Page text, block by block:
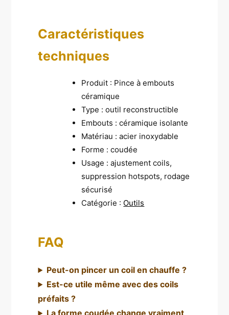
Caractéristiques
techniques
Produit : Pince à embouts
céramique
Type : outil reconstructible
Embouts : céramique isolante
Matériau : acier inoxydable
Forme : coudée
Usage : ajustement coils,
suppression hotspots, rodage
sécurisé
Catégorie : Outils
FAQ
Peut-on pincer un coil en chauffe ?
Est-ce utile même avec des coils
préfaits ?